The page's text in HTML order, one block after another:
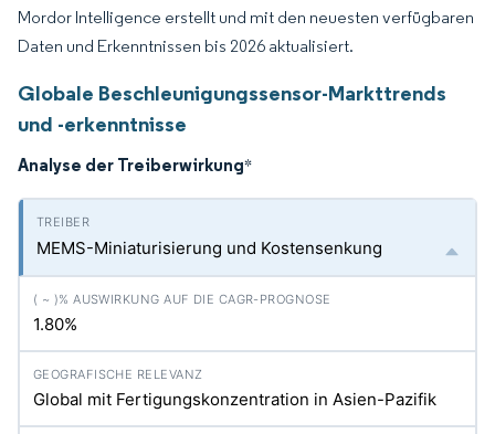
Mordor Intelligence erstellt und mit den neuesten verfügbaren
Daten und Erkenntnissen bis 2026 aktualisiert.
Globale Beschleunigungssensor-Markttrends
und -erkenntnisse
Analyse der Treiberwirkung*
MEMS-Miniaturisierung und Kostensenkung
1.80%
Global mit Fertigungskonzentration in Asien-Pazifik